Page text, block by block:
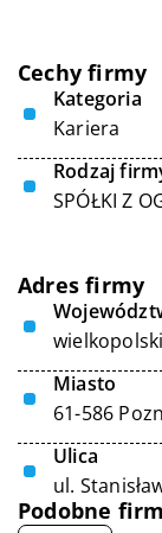
Cechy firmy
Kategoria
Kariera
Rodzaj
SPÓŁKI Z
Adres firmy
Miasto
61-586
Ulica
ul.
Podobne